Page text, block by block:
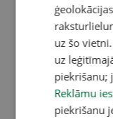
uz šo
uz
piekrišanu;
Reklāmu
piekrišanu